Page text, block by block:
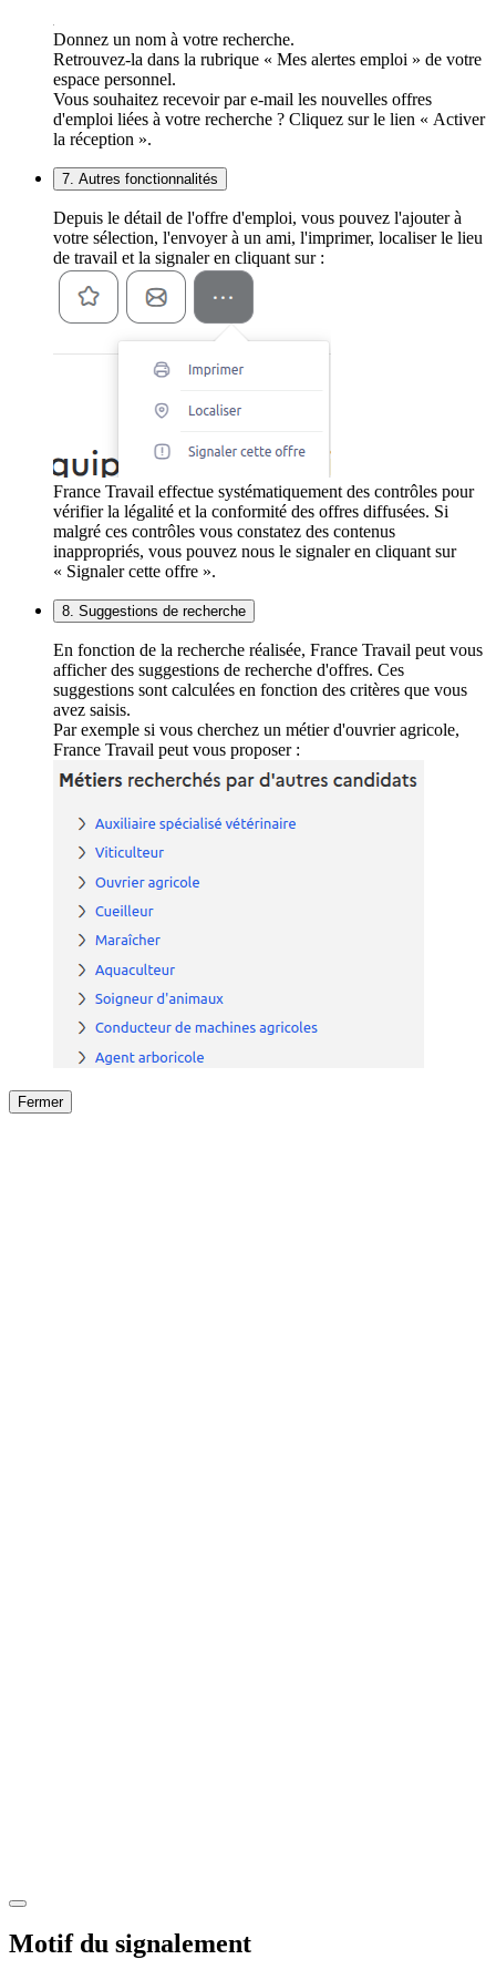
Donnez un nom à votre recherche.
Retrouvez-la dans la rubrique « Mes alertes emploi » de votre
espace personnel.
Vous souhaitez recevoir par e-mail les nouvelles offres
d'emploi liées à votre recherche ? Cliquez sur le lien « Activer
la réception ».
7. Autres fonctionnalités
Depuis le détail de l'offre d'emploi, vous pouvez l'ajouter à
votre sélection, l'envoyer à un ami, l'imprimer, localiser le lieu
de travail et la signaler en cliquant sur :
France Travail effectue systématiquement des contrôles pour
vérifier la légalité et la conformité des offres diffusées. Si
malgré ces contrôles vous constatez des contenus
inappropriés, vous pouvez nous le signaler en cliquant sur
« Signaler cette offre ».
8. Suggestions de recherche
En fonction de la recherche réalisée, France Travail peut vous
afficher des suggestions de recherche d'offres. Ces
suggestions sont calculées en fonction des critères que vous
avez saisis.
Par exemple si vous cherchez un métier d'ouvrier agricole,
France Travail peut vous proposer :
Fermer
Motif du signalement